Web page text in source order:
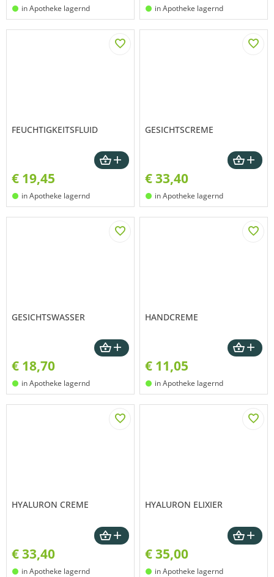
in Apotheke lagernd in Apotheke lagernd
FEUCHTIGKEITSFLUID
€ 19,45
in Apotheke lagernd
GESICHTSCREME
€33,40
in Apotheke lagernd
GESICHTSWASSER
€ 18,70
in Apotheke lagernd
HANDCREME
€ 11,05
in Apotheke lagernd
HYALURON CREME
€33,40
in Apotheke lagernd
HYALURON ELIXIER
€35,00
in Apotheke lagernd